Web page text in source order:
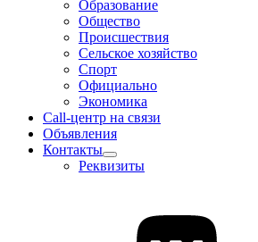
Образование
Общество
Происшествия
Сельское хозяйство
Спорт
Официально
Экономика
Call-центр на связи
Объявления
Контакты
Реквизиты